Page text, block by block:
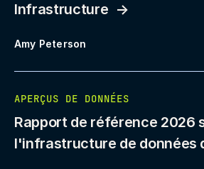
Infrastructure
Amy Peterson
APERÇUS DE DONNÉES
Rapport de référence 2026
l'infrastructure de données